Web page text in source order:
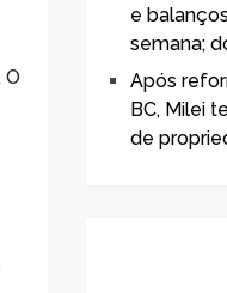
e
semana;
Após
BC, Milei
de